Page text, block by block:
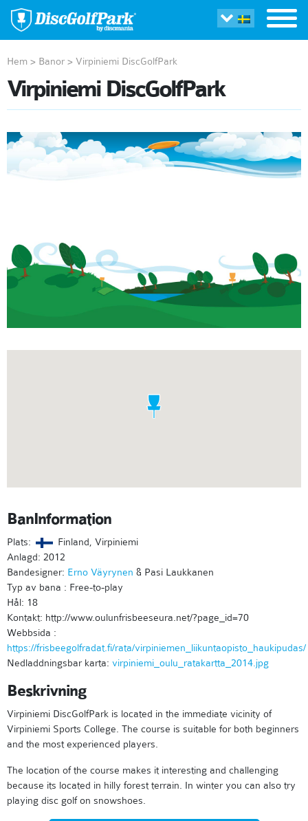
Hem > Banor > Virpiniemi DiscGolfPark
Virpiniemi DiscGolfPark
BanInformation
Plats:
Finland, Virpiniemi
Anlagd: 2012
Bandesigner: Erno Väyrynen & Pasi Laukkanen
Typ av bana : Free-to-play
Hål: 18
Kontakt: http://www.oulunfrisbeeseura.net/?page_id=70
Webbsida :
https://frisbeegolfradat.fi/rata/virpiniemen_liikuntaopisto_haukipudas/
Nedladdningsbar karta: virpiniemi_oulu_ratakartta_2014.jpg
Beskrivning
Virpiniemi DiscGolfPark is located in the immediate vicinity of
Virpiniemi Sports College. The course is suitable for both beginners
and the most experienced players.
The location of the course makes it interesting and challenging
because its located in hilly forest terrain. In winter you can also try
playing disc golf on snowshoes.